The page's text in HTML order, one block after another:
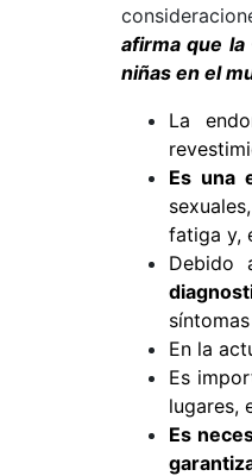
afirma que
niñas en el
La
Es una
fatiga y,
Debido
En la
Es
lugares,
Es